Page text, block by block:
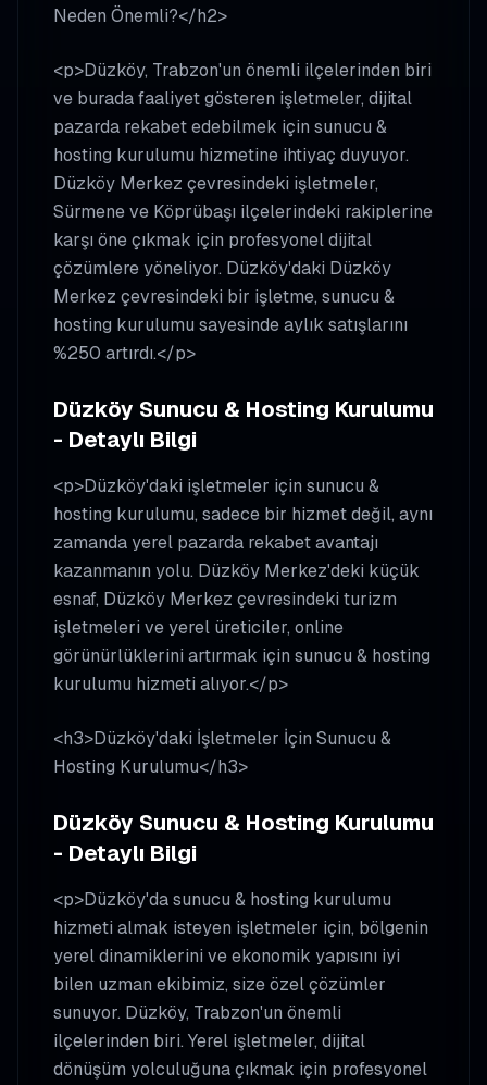
Neden Önemli?</h2>
<p>Düzköy, Trabzon'un önemli ilçelerinden biri
ve burada faaliyet gösteren işletmeler, dijital
pazarda rekabet edebilmek için sunucu &
hosting kurulumu hizmetine ihtiyaç duyuyor.
Düzköy Merkez çevresindeki işletmeler,
Sürmene ve Köprübaşı ilçelerindeki rakiplerine
karşı öne çıkmak için profesyonel dijital
çözümlere yöneliyor. Düzköy'daki Düzköy
Merkez çevresindeki bir işletme, sunucu &
hosting kurulumu sayesinde aylık satışlarını
%250 artırdı.</p>
Düzköy Sunucu & Hosting Kurulumu
- Detaylı Bilgi
<p>Düzköy'daki işletmeler için sunucu &
hosting kurulumu, sadece bir hizmet değil, aynı
zamanda yerel pazarda rekabet avantajı
kazanmanın yolu. Düzköy Merkez'deki küçük
esnaf, Düzköy Merkez çevresindeki turizm
işletmeleri ve yerel üreticiler, online
görünürlüklerini artırmak için sunucu & hosting
kurulumu hizmeti alıyor.</p>
<h3>Düzköy'daki İşletmeler İçin Sunucu &
Hosting Kurulumu</h3>
Düzköy Sunucu & Hosting Kurulumu
- Detaylı Bilgi
<p>Düzköy'da sunucu & hosting kurulumu
hizmeti almak isteyen işletmeler için, bölgenin
yerel dinamiklerini ve ekonomik yapısını iyi
bilen uzman ekibimiz, size özel çözümler
sunuyor. Düzköy, Trabzon'un önemli
ilçelerinden biri. Yerel işletmeler, dijital
dönüşüm yolculuğuna çıkmak için profesyonel